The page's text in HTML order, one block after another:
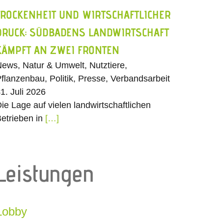
UND WIRTSCHAFTLICHER
SÜDBADENS LANDWIRTSCHAFT
AN ZWEI FRONTEN
Natur & Umwelt, Nutztiere,
Politik, Presse, Verbandsarbeit
Juli 2026
Lage auf vielen landwirtschaftlichen
in […]